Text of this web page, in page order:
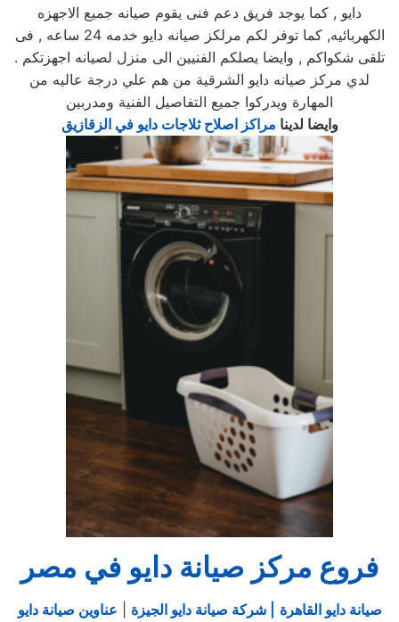
دايو , كما يوجد فريق دعم فنى يقوم صيانه جميع الاجهزه
الكهربائيه, كما توفر لكم مرلكز صيانه دايو خدمه 24 ساعه , فى
تلقى شكواكم , وايضا يصلكم الفنيين الى منزل لصيانه اجهزتكم .
لدي مركز صيانه دايو الشرقية من هم علي درجة عاليه من
المهارة ويدركوا جميع التفاصيل الفنية ومدربين
وايضا لدينا مراكز اصلاح ثلاجات دايو في الزقازيق
فروع مركز صيانة دايو في مصر
صيانة دايو القاهرة | شركة صيانة دايو الجيزة
عناوين صيانة دايو